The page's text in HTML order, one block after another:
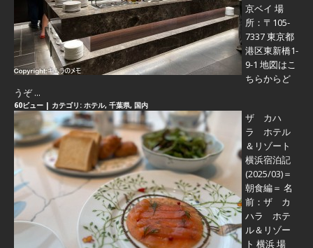
京ベイ 場
所：〒105-
7337 東京都
港区東新橋1-
9-1 地図はこ
ちらからど
うぞ ...
60ビュー | カテゴリ: ホテル, 千葉県, 国内
ザ カハ
ラ ホテル
＆リゾート
横浜宿泊記
(2025/03)＝
朝食編＝ 名
前：ザ カ
ハラ ホテ
ル＆リゾー
ト 横浜 場